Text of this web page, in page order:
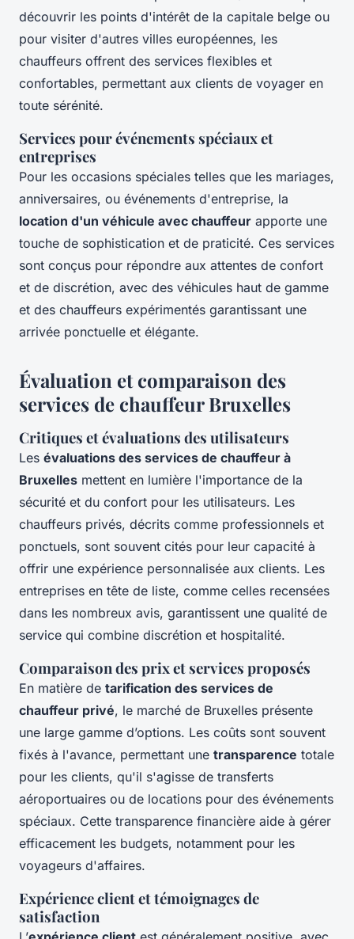
découvrir les points d'intérêt de la capitale belge ou
pour visiter d'autres villes européennes, les
chauffeurs offrent des services flexibles et
confortables, permettant aux clients de voyager en
toute sérénité.
Services pour événements spéciaux et
entreprises
Pour les occasions spéciales telles que les mariages,
anniversaires, ou événements d'entreprise, la
location d'un véhicule avec chauffeur apporte une
touche de sophistication et de praticité. Ces services
sont conçus pour répondre aux attentes de confort
et de discrétion, avec des véhicules haut de gamme
et des chauffeurs expérimentés garantissant une
arrivée ponctuelle et élégante.
Évaluation et comparaison des
services de chauffeur Bruxelles
Critiques et évaluations des utilisateurs
Les évaluations des services de chauffeur à
Bruxelles mettent en lumière l'importance de la
sécurité et du confort pour les utilisateurs. Les
chauffeurs privés, décrits comme professionnels et
ponctuels, sont souvent cités pour leur capacité à
offrir une expérience personnalisée aux clients. Les
entreprises en tête de liste, comme celles recensées
dans les nombreux avis, garantissent une qualité de
service qui combine discrétion et hospitalité.
Comparaison des prix et services proposés
En matière de tarification des services de
chauffeur privé, le marché de Bruxelles présente
une large gamme d’options. Les coûts sont souvent
fixés à l'avance, permettant une transparence totale
pour les clients, qu'il s'agisse de transferts
aéroportuaires ou de locations pour des événements
spéciaux. Cette transparence financière aide à gérer
efficacement les budgets, notamment pour les
voyageurs d'affaires.
Expérience client et témoignages de
satisfaction